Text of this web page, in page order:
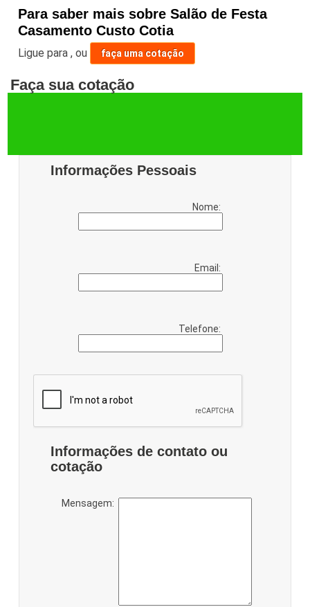
Para saber mais sobre Salão de Festa
Casamento Custo Cotia
Ligue para,ou faça uma cotação
Faça sua cotação
Informações Pessoais
Nome:
Email:
Telefone:
Informações de contato ou
cotação
Mensagem: